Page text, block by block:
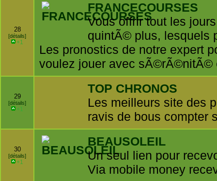
28
[détails]
+1
FRANCECOURSES
Vous offrir tout les
quintÃ© plus, lesquels
Les pronostics de notre expert
voulez jouer avec sÃ©rÃ©nitÃ©
29
[détails]
+1
TOP CHRONOS
Les meilleurs site des
ravis de bous compter
30
[détails]
+1
BEAUSOLEIL
Un seul lien pour
Via mobile money